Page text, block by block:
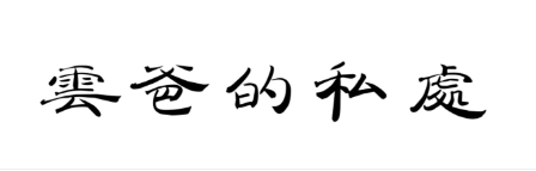
primary
navigation
content
primary
sidebar